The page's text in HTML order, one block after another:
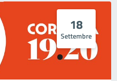
18
Settembre